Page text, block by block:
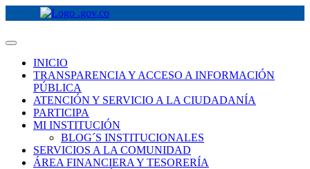
INICIO
TRANSPARENCIA Y ACCESO A INFORMACIÓN
PÚBLICA
ATENCIÓN Y SERVICIO A LA CIUDADANÍA
PARTICIPA
MI INSTITUCIÓN
BLOG´S INSTITUCIONALES
SERVICIOS A LA COMUNIDAD
ÁREA FINANCIERA Y TESORERÍA